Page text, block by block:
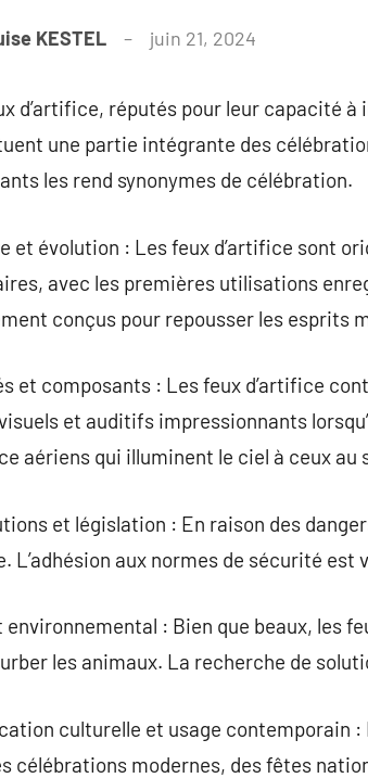
KESTEL juin 21, 2024
d’artifice, réputés pour leur capacité
une partie intégrante des
les rend synonymes de célébration.
et évolution : Les feux d’artifice sont
avec les premières utilisations
conçus pour repousser les esprits
et composants : Les feux d’artifice
et auditifs impressionnants
aériens qui illuminent le ciel à ceux
et législation : En raison des
L’adhésion aux normes de sécurité
environnemental : Bien que beaux, les
les animaux. La recherche de
culturelle et usage contemporain :
célébrations modernes, des fêtes